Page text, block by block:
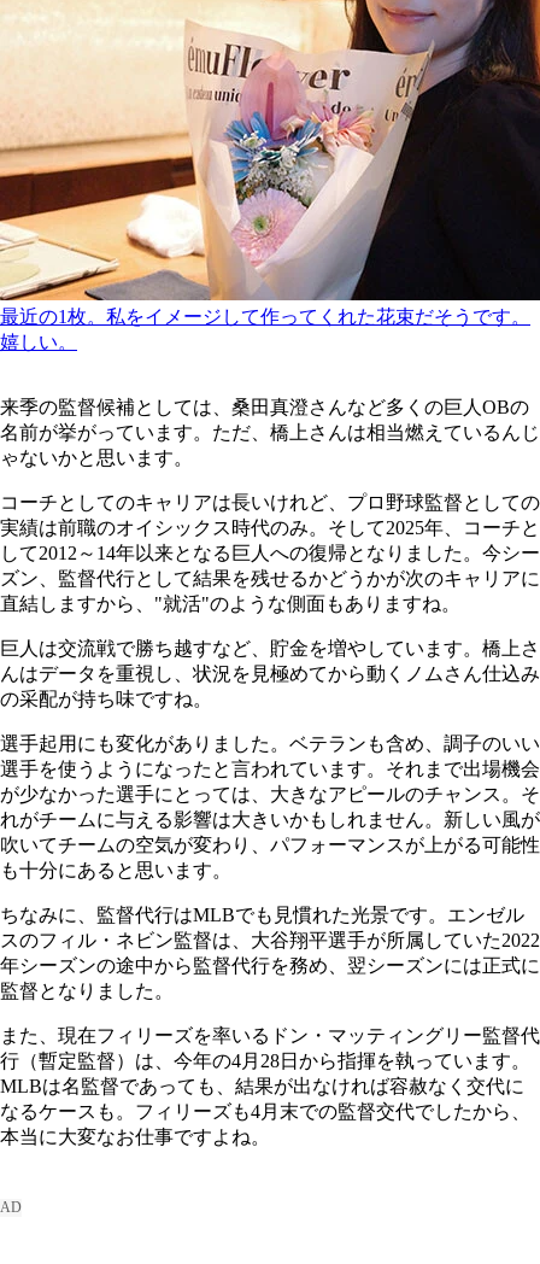
最近の1枚。私をイメージして作ってくれた花束だそうです。
嬉しい。
来季の監督候補としては、桑田真澄さんなど多くの巨人OBの
名前が挙がっています。ただ、橋上さんは相当燃えているんじ
ゃないかと思います。
コーチとしてのキャリアは長いけれど、プロ野球監督としての
実績は前職のオイシックス時代のみ。そして2025年、コーチと
して2012～14年以来となる巨人への復帰となりました。今シー
ズン、監督代行として結果を残せるかどうかが次のキャリアに
直結しますから、"就活"のような側面もありますね。
巨人は交流戦で勝ち越すなど、貯金を増やしています。橋上さ
んはデータを重視し、状況を見極めてから動くノムさん仕込み
の采配が持ち味ですね。
選手起用にも変化がありました。ベテランも含め、調子のいい
選手を使うようになったと言われています。それまで出場機会
が少なかった選手にとっては、大きなアピールのチャンス。そ
れがチームに与える影響は大きいかもしれません。新しい風が
吹いてチームの空気が変わり、パフォーマンスが上がる可能性
も十分にあると思います。
ちなみに、監督代行はMLBでも見慣れた光景です。エンゼル
スのフィル・ネビン監督は、大谷翔平選手が所属していた2022
年シーズンの途中から監督代行を務め、翌シーズンには正式に
監督となりました。
また、現在フィリーズを率いるドン・マッティングリー監督代
行（暫定監督）は、今年の4月28日から指揮を執っています。
MLBは名監督であっても、結果が出なければ容赦なく交代に
なるケースも。フィリーズも4月末での監督交代でしたから、
本当に大変なお仕事ですよね。